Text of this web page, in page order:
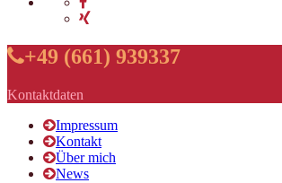
+49 (661) 939337
Kontaktdaten
Impressum
Kontakt
Über mich
News